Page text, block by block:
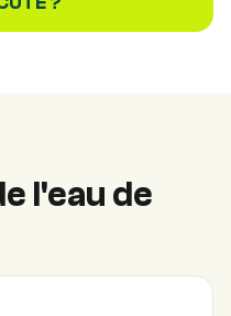
l'eau de